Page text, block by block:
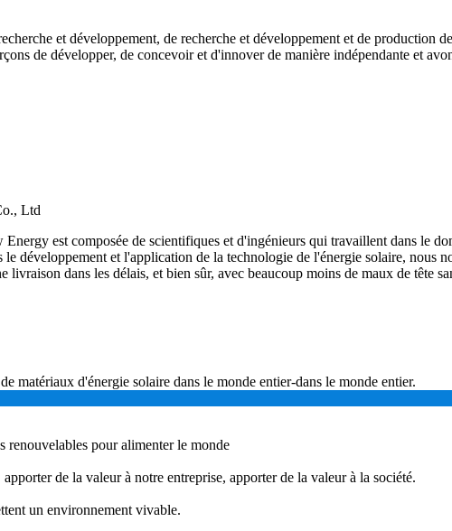
et développement, de recherche et développement et de
de développer, de concevoir et d'innover de manière indépendante et
Ltd
est composée de scientifiques et d'ingénieurs qui travaillent dans le
développement et l'application de la technologie de l'énergie solaire, nous
dans les délais, et bien sûr, avec beaucoup moins de maux de tête
matériaux d'énergie solaire dans le monde entier-dans le monde entier.
renouvelables pour alimenter le monde
de la valeur à notre entreprise, apporter de la valeur à la société.
un environnement vivable.